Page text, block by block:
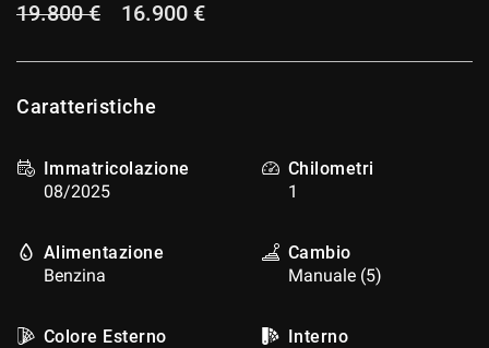
19.800 € 16.900 €
Caratteristiche
Immatricolazione
08/2025
Chilometri
1
Alimentazione
Benzina
Cambio
Manuale (5)
Colore Esterno
Interno